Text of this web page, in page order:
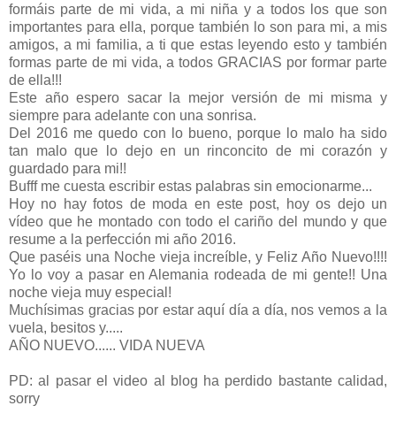
formáis parte de mi vida, a mi niña y a todos los que son
importantes para ella, porque también lo son para mi, a mis
amigos, a mi familia, a ti que estas leyendo esto y también
formas parte de mi vida, a todos GRACIAS por formar parte
de ella!!!
Este año espero sacar la mejor versión de mi misma y
siempre para adelante con una sonrisa.
Del 2016 me quedo con lo bueno, porque lo malo ha sido
tan malo que lo dejo en un rinconcito de mi corazón y
guardado para mi!!
Bufff me cuesta escribir estas palabras sin emocionarme...
Hoy no hay fotos de moda en este post, hoy os dejo un
vídeo que he montado con todo el cariño del mundo y que
resume a la perfección mi año 2016.
Que paséis una Noche vieja increíble, y Feliz Año Nuevo!!!!
Yo lo voy a pasar en Alemania rodeada de mi gente!! Una
noche vieja muy especial!
Muchísimas gracias por estar aquí día a día, nos vemos a la
vuela, besitos y.....
AÑO NUEVO...... VIDA NUEVA
PD: al pasar el video al blog ha perdido bastante calidad,
sorry